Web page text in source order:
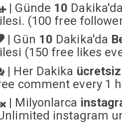
| Günde 10 Dakika'da
(100 free
| Gün 10 Dakika'da
(150 free likes
| Her Dakika
comment every 1
| Milyonlarca
instagram